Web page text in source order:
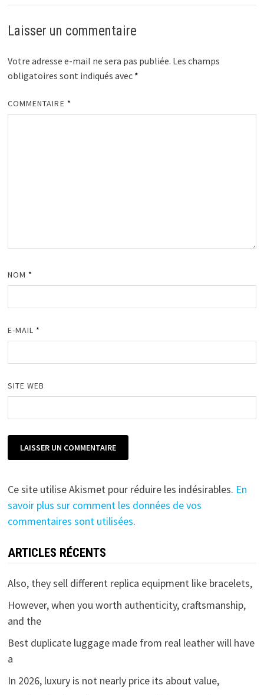
Laisser un commentaire
Votre adresse e-mail ne sera pas publiée. Les champs
obligatoires sont indiqués avec *
COMMENTAIRE *
NOM *
E-MAIL *
SITE WEB
Ce site utilise Akismet pour réduire les indésirables. En
savoir plus sur comment les données de vos
commentaires sont utilisées.
ARTICLES RÉCENTS
Also, they sell different replica equipment like bracelets,
However, when you worth authenticity, craftsmanship,
and the
Best duplicate luggage made from real leather will have
a
In 2026, luxury is not nearly price its about value,